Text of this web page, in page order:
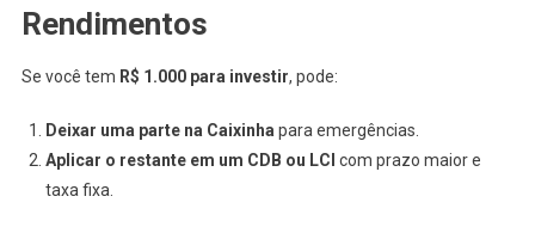
Rendimentos
Se você tem R$ 1.000 para investir, pode:
Deixar uma parte na Caixinha para emergências.
Aplicar o restante em um CDB ou LCI com prazo maior e
taxa fixa.